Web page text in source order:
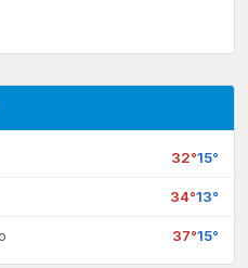
32°15°
34°13°
37°15°